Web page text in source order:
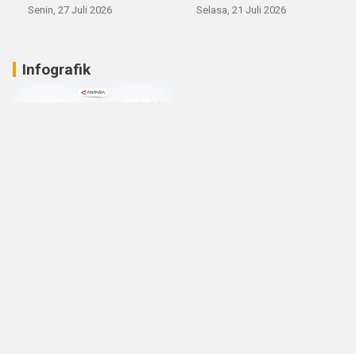
Senin, 27 Juli 2026 Selasa, 21 Juli 2026
Infografik